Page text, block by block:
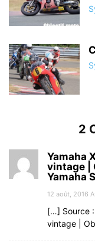
2
Yamaha
vintage |
Yamaha
12 août, 2016
[…] Source :
vintage |